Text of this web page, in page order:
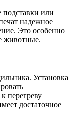
подставки или
надежное
Это особенно
животные.
Установка
перегреву
достаточное